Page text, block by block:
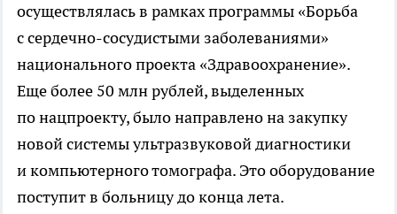
осуществлялась в рамках программы «Борьба
с сердечно-сосудистыми заболеваниями»
национального проекта «Здравоохранение».
Еще более 50 млн рублей, выделенных
по нацпроекту, было направлено на закупку
новой системы ультразвуковой диагностики
и компьютерного томографа. Это оборудование
поступит в больницу до конца лета.